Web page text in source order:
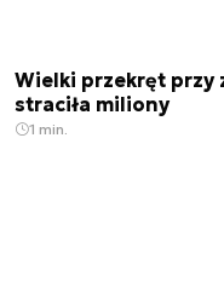
Wielki przekręt przy
straciła miliony
1 min.